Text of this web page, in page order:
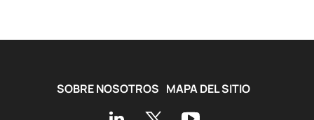
SOBRE NOSOTROS MAPA DEL SITIO